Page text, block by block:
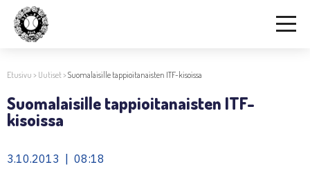
Etusivu > Uutiset>Suomalaisille tappioitanaisten ITF-kisoissa
Suomalaisille tappioitanaisten ITF-
kisoissa
3.10.2013 | 08:18